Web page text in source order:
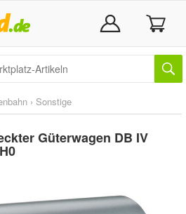
› Sonstige
Güterwagen DB IV